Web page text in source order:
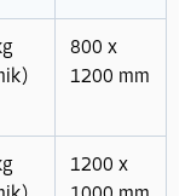
800 x
1200 mm
1200 x